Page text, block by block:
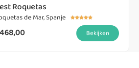
Roquetas
de Mar, Spanje 
Bekijken